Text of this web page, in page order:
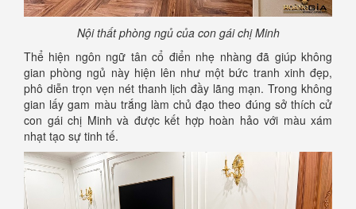
Nội thất phòng ngủ của con gái chị Minh
Thể hiện ngôn ngữ tân cổ điển nhẹ nhàng đã giúp không
gian phòng ngủ này hiện lên như một bức tranh xinh đẹp,
phô diễn trọn vẹn nét thanh lịch đầy lãng mạn. Trong không
gian lấy gam màu trắng làm chủ đạo theo đúng sở thích cử
con gái chị Minh và được kết hợp hoàn hảo với màu xám
nhạt tạo sự tinh tế.